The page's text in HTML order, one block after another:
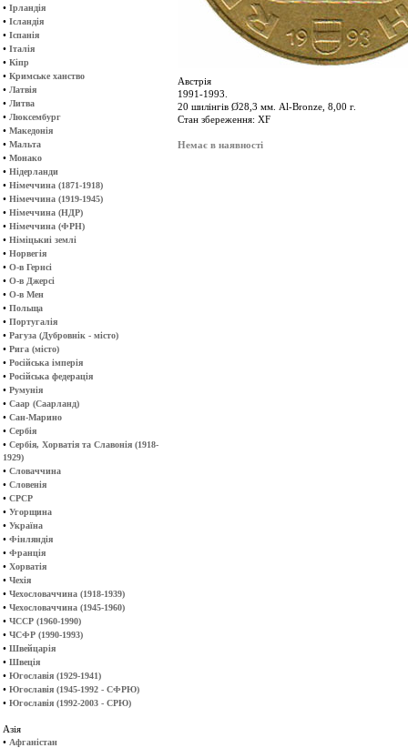
• Ірландія
• Ісландія
• Іспанія
• Італія
• Кіпр
• Кримське ханство
• Латвія
• Литва
• Люксембург
• Македонія
• Мальта
• Монако
• Нідерланди
• Німеччина (1871-1918)
• Німеччина (1919-1945)
• Німеччина (НДР)
• Німеччина (ФРН)
• Німіцькиі землі
• Норвегія
• О-в Гернсі
• О-в Джерсі
• О-в Мен
• Польща
• Португалія
• Рагуза (Дубровнік - місто)
• Рига (місто)
• Російська імперія
• Російська федерація
• Румунія
• Саар (Саарланд)
• Сан-Марино
• Сербія
• Сербія, Хорватія та Славонія (1918-
1929)
• Словаччина
• Словенія
• СРСР
• Угорщина
• Україна
• Фінляндія
• Франція
• Хорватія
• Чехія
• Чехословаччина (1918-1939)
• Чехословаччина (1945-1960)
• ЧССР (1960-1990)
• ЧСФР (1990-1993)
• Швейцарія
• Швеція
• Югославія (1929-1941)
• Югославія (1945-1992 - СФРЮ)
• Югославія (1992-2003 - СРЮ)
Азія
• Афганістан
Австрія
1991-1993.
20 шилінгів Ø28,3 мм. Al-Bronze, 8,00 г.
Стан збереження: XF
Немає в наявності